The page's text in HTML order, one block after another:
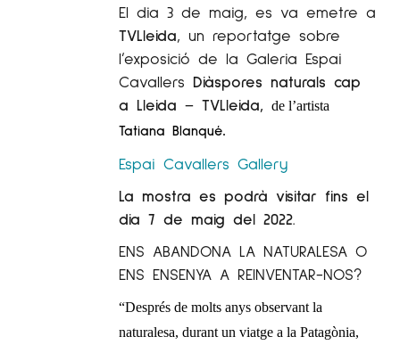
El dia 3 de maig, es va emetre a
TVLleida, un reportatge sobre
l’exposició de la Galeria Espai
Cavallers Diàspores naturals cap
a Lleida – TVLleida, de l’artista
Tatiana Blanqué.
Espai Cavallers Gallery
La mostra es podrà visitar fins el
dia 7 de maig del 2022.
ENS ABANDONA LA NATURALESA O
ENS ENSENYA A REINVENTAR-NOS?
“Després de molts anys observant la
naturalesa, durant un viatge a la Patagònia,